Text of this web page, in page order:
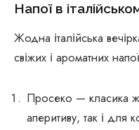
Напої в
Жодна італійська
свіжих і ароматних
Просеко — класика
аперитиву, так і для